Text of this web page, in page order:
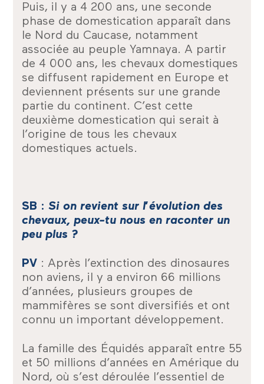
Puis, il y a 4 200 ans, une seconde
phase de domestication apparaît dans
le Nord du Caucase, notamment
associée au peuple Yamnaya. A partir
de 4 000 ans, les chevaux domestiques
se diffusent rapidement en Europe et
deviennent présents sur une grande
partie du continent. C’est cette
deuxième domestication qui serait à
l’origine de tous les chevaux
domestiques actuels.
SB :Si on revient sur l’évolution des
chevaux, peux-tu nous en raconter un
peu plus ?
PV : Après l’extinction des dinosaures
non aviens, il y a environ 66 millions
d’années, plusieurs groupes de
mammifères se sont diversifiés et ont
connu un important développement.
La famille des Équidés apparaît entre 55
et 50 millions d’années en Amérique du
Nord, où s’est déroulée l’essentiel de